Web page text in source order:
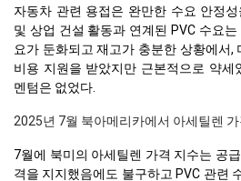
자동차 관련 용접은 완만한 수요 안정
및 상업 건설 활동과 연계된 PVC 수요
요가 둔화되고 재고가 충분한 상황에서,
비용 지원을 받았지만 근본적으로 약세
멘텀은 없었다.
2025년 7월 북아메리카에서 아세틸렌
7월에 북미의 아세틸렌 가격 지수는 공
격을 지지했음에도 불구하고 PVC 관련